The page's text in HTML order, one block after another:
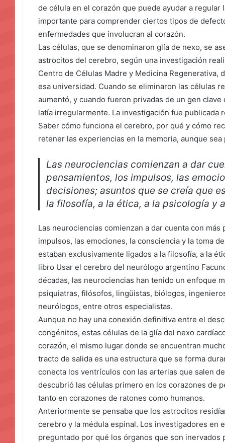
de célula en el corazón que puede ayudar a
importante para comprender ciertos tipos de
enfermedades que involucran al corazón.
Las células, que se denominaron glía de nexo, se
astrocitos del cerebro, según una investigación
Centro de Células Madre y Medicina Regenerativa,
esa universidad. Cuando se eliminaron las células
aumentó, y cuando fueron privadas de un gen
latía irregularmente. La investigación fue publicada
Saber cómo funciona el cerebro, por qué y cómo
retener las experiencias en la memoria, aunque
Las neurociencias comienzan a dar
pensamientos, los impulsos, las
decisiones; asuntos que se creía que
la filosofía, a la ética, a la psicología y
Las neurociencias comienzan a dar cuenta con
impulsos, las emociones, la consciencia y la toma
estaban exclusivamente ligados a la filosofía, a la
libro Usar el cerebro del neurólogo argentino
décadas, las neurociencias han tenido un enfoque
psiquiatras, filósofos, lingüistas, biólogos,
neurólogos, entre otros especialistas.
Aunque no hay una conexión definitiva entre el
congénitos, estas células de la glía del nexo
corazón, el mismo lugar donde se encuentran
tracto de salida es una estructura que se forma
conecta los ventrículos con las arterias que salen
descubrió las células primero en los corazones de
tanto en corazones de ratones como humanos.
Anteriormente se pensaba que los astrocitos
cerebro y la médula espinal. Los investigadores en
preguntado por qué los órganos que son